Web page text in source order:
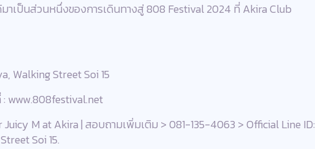
าเป็นส่วนหนึ่งของการเดินทางสู่ 808 Festival 2024 ที่ Akira Club
Walking Street Soi 15
www.808festival.net
M at Akira | สอบถามเพิ่มเติม > 081-135-4063 > Official Line ID:
Soi 15.